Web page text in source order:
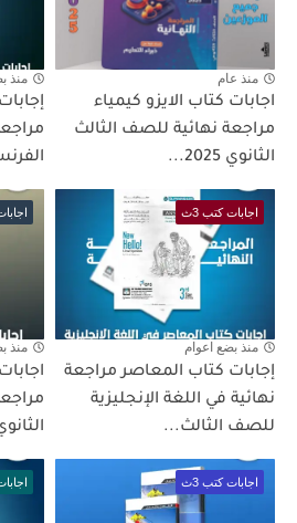
منذ عام
اجابات كتاب الايزو كيمياء
مراجعة نهائية للصف الثالث
الثانوي 2025...
منذ
اجابات كتب 3ث
منذ بضع اعوام
إجابات كتاب المعاصر مراجعة
نهائية في اللغة الإنجليزية
للصف الثالث...
منذ
الثانوي
اجابات كتب 3ث